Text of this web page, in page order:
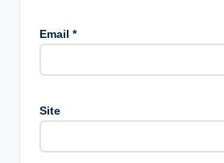
Email *
Site
e
ti
e